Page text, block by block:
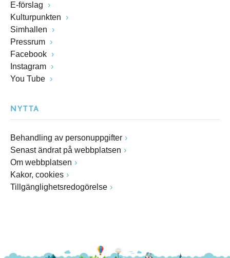
E-förslag
Kulturpunkten
Simhallen
Pressrum
Facebook
Instagram
You Tube
NYTTA
Behandling av personuppgifter
Senast ändrat på webbplatsen
Om webbplatsen
Kakor, cookies
Tillgänglighetsredogörelse